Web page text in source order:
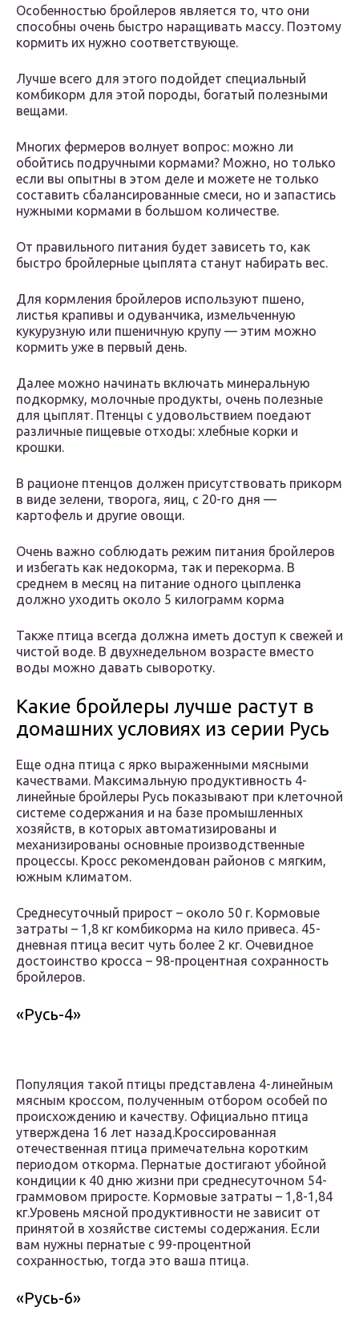
Особенностью бройлеров является то, что они
способны очень быстро наращивать массу. Поэтому
кормить их нужно соответствующе.
Лучше всего для этого подойдет специальный
комбикорм для этой породы, богатый полезными
вещами.
Многих фермеров волнует вопрос: можно ли
обойтись подручными кормами? Можно, но только
если вы опытны в этом деле и можете не только
составить сбалансированные смеси, но и запастись
нужными кормами в большом количестве.
От правильного питания будет зависеть то, как
быстро бройлерные цыплята станут набирать вес.
Для кормления бройлеров используют пшено,
листья крапивы и одуванчика, измельченную
кукурузную или пшеничную крупу — этим можно
кормить уже в первый день.
Далее можно начинать включать минеральную
подкормку, молочные продукты, очень полезные
для цыплят. Птенцы с удовольствием поедают
различные пищевые отходы: хлебные корки и
крошки.
В рационе птенцов должен присутствовать прикорм
в виде зелени, творога, яиц, с 20-го дня —
картофель и другие овощи.
Очень важно соблюдать режим питания бройлеров
и избегать как недокорма, так и перекорма. В
среднем в месяц на питание одного цыпленка
должно уходить около 5 килограмм корма
Также птица всегда должна иметь доступ к свежей и
чистой воде. В двухнедельном возрасте вместо
воды можно давать сыворотку.
Какие бройлеры лучше растут в
домашних условиях из серии Русь
Еще одна птица с ярко выраженными мясными
качествами. Максимальную продуктивность 4-
линейные бройлеры Русь показывают при клеточной
системе содержания и на базе промышленных
хозяйств, в которых автоматизированы и
механизированы основные производственные
процессы. Кросс рекомендован районов с мягким,
южным климатом.
Среднесуточный прирост – около 50 г. Кормовые
затраты – 1,8 кг комбикорма на кило привеса. 45-
дневная птица весит чуть более 2 кг. Очевидное
достоинство кросса – 98-процентная сохранность
бройлеров.
«Русь-4»
Популяция такой птицы представлена 4-линейным
мясным кроссом, полученным отбором особей по
происхождению и качеству. Официально птица
утверждена 16 лет назад.Кроссированная
отечественная птица примечательна коротким
периодом откорма. Пернатые достигают убойной
кондиции к 40 дню жизни при среднесуточном 54-
граммовом приросте. Кормовые затраты – 1,8-1,84
кг.Уровень мясной продуктивности не зависит от
принятой в хозяйстве системы содержания. Если
вам нужны пернатые с 99-процентной
сохранностью, тогда это ваша птица.
«Русь-6»